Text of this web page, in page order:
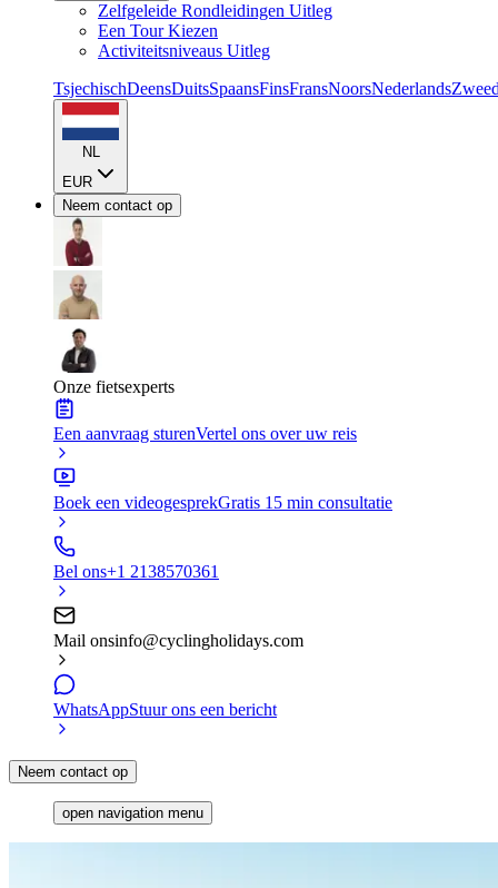
Zelfgeleide Rondleidingen Uitleg
Een Tour Kiezen
Activiteitsniveaus Uitleg
TsjechischDeensDuitsSpaansFinsFransNoorsNederlands
NL
EUR
Neem contact op
Onze fietsexperts
Een aanvraag sturenVertel ons over uw reis
Boek een videogesprekGratis 15 min consultatie
Bel ons+1 2138570361
Mail onsinfo@cyclingholidays.com
WhatsAppStuur ons een bericht
Neem contact op
open navigation menu